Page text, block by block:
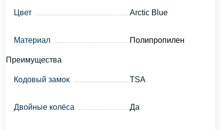
Цвет Arctic Blue
Материал Полипропилен
Преимущества
Кодовый замок TSA
Двойные колёса Да